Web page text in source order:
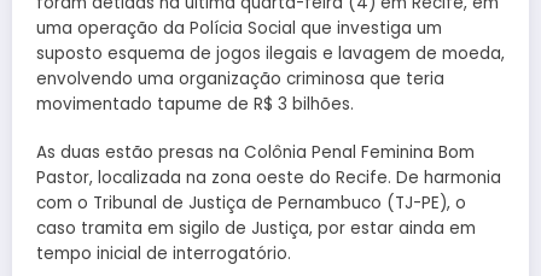
uma operação da Polícia Social que investiga um
suposto esquema de jogos ilegais e lavagem de moeda,
envolvendo uma organização criminosa que teria
movimentado tapume de R$ 3 bilhões.
As duas estão presas na Colônia Penal Feminina Bom
Pastor, localizada na zona oeste do Recife. De harmonia
com o Tribunal de Justiça de Pernambuco (TJ-PE), o
caso tramita em sigilo de Justiça, por estar ainda em
tempo inicial de interrogatório.